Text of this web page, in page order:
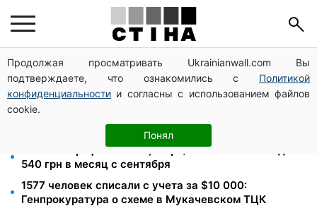
Продолжая просматривать Ukrainianwall.com Вы
подтверждаете, что ознакомились с Политикой
конфиденциальности и согласны с использованием файлов
cookie.
Понял
Фейковые сайты сервисных центров МВД:
мошенники выманивают деньги у водителей перед
выездом за границу
172 940 грн защитят жилье от ареста за
коммуналку: с октября порог — 432 тысячи
Ночной тариф на свет 2,16 грн/кВт-ч: экономия до
540 грн в месяц с сентября
1577 человек списали с учета за $10 000:
Генпрокуратура о схеме в Мукачевском ТЦК